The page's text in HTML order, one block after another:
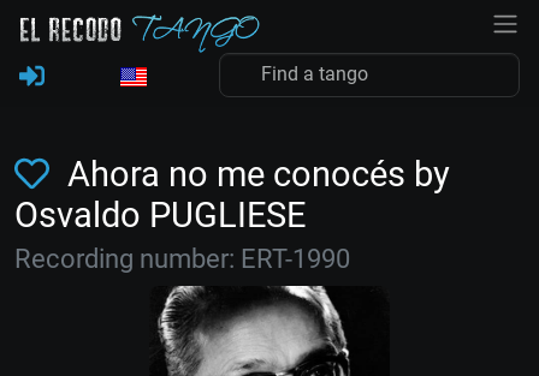
Ahora no me conocés by
Osvaldo PUGLIESE
Recording number: ERT-1990